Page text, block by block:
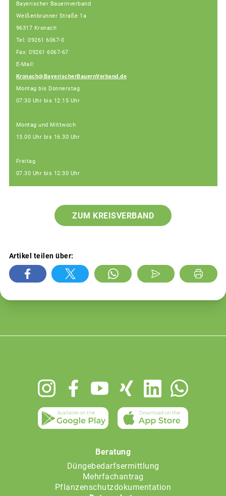
Bayerischer Bauernverband
Weißenbrunner Straße 1a
96317 Kronach
Tel: 09261 6067-0
Fax: 09261 6067-67
E-Mail:
Kronach@BayerischerBauernVerband.de
Montag bis Donnerstag
07:30 Uhr bis 12:15 Uhr
Montag und Mittwoch
13.00 Uhr bis 16.30 Uhr
Freitag
07.30 Uhr bis 12:30 Uhr
ZUM KREISVERBAND
Artikel teilen über:
Beratung
Düngebedarfsermittlung
Mehrfachantrag
Pflanzenschutzdokumentation